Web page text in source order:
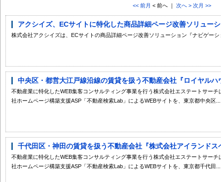
<< 前月 < 前へ ｜ 次へ > 次月 >>
アクシイズ、ECサイトに特化した商品詳細ページ改善ソリュー
株式会社アクシイズは、ECサイトの商品詳細ページ改善ソリューション『ナビゲー
中央区・都営大江戸線沿線の賃貸を扱う不動産会社『ロイヤルハ
不動産業に特化したWEB集客コンサルティング事業を行う株式会社エステートサー
社ホームページ構築支援ASP「不動産検索Lab」によるWEBサイトを、東京都中央区...
千代田区・神田の賃貸を扱う不動産会社『株式会社アイランドス
不動産業に特化したWEB集客コンサルティング事業を行う株式会社エステートサー
社ホームページ構築支援ASP「不動産検索Lab」によるWEBサイトを、東京都千代田...